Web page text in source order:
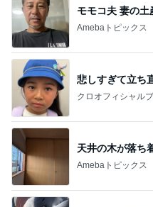
モモコ夫 妻の
Amebaトピックス
悲しすぎて立ち
クロオフィシャル
天井の木が落ち
Amebaトピックス